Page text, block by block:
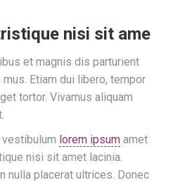
nisi sit ame
et magnis dis parturient
Etiam dui libero, tempor
tortor. Vivamus aliquam
lorem ipsum amet
nisi sit amet lacinia.
nulla placerat ultrices. Donec